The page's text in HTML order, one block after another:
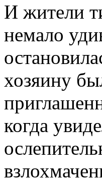
И жители
немало
хозяину
когда